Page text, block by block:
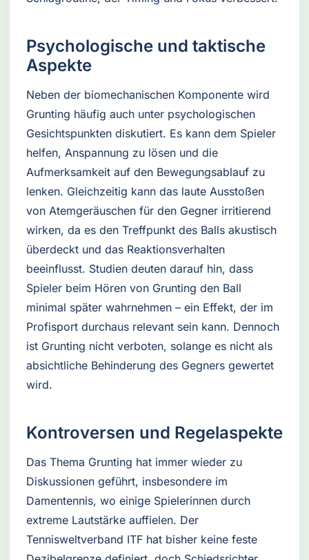
Psychologische und taktische
Aspekte
Neben der biomechanischen Komponente wird
Grunting häufig auch unter psychologischen
Gesichtspunkten diskutiert. Es kann dem Spieler
helfen, Anspannung zu lösen und die
Aufmerksamkeit auf den Bewegungsablauf zu
lenken. Gleichzeitig kann das laute Ausstoßen
von Atemgeräuschen für den Gegner irritierend
wirken, da es den Treffpunkt des Balls akustisch
überdeckt und das Reaktionsverhalten
beeinflusst. Studien deuten darauf hin, dass
Spieler beim Hören von Grunting den Ball
minimal später wahrnehmen – ein Effekt, der im
Profisport durchaus relevant sein kann. Dennoch
ist Grunting nicht verboten, solange es nicht als
absichtliche Behinderung des Gegners gewertet
wird.
Kontroversen und Regelaspekte
Das Thema Grunting hat immer wieder zu
Diskussionen geführt, insbesondere im
Damentennis, wo einige Spielerinnen durch
extreme Lautstärke auffielen. Der
Tennisweltverband ITF hat bisher keine feste